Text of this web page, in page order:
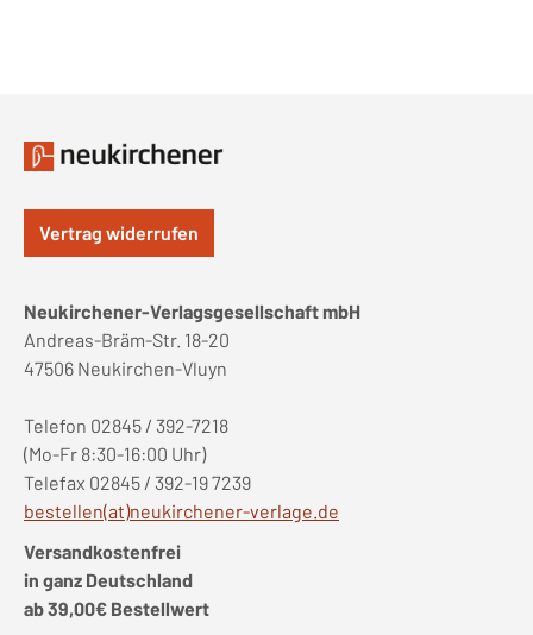
Vertrag widerrufen
Neukirchener-Verlagsgesellschaft mbH
Andreas-Bräm-Str. 18-20
47506 Neukirchen-Vluyn
Telefon 02845 / 392-7218
(Mo-Fr 8:30-16:00 Uhr)
Telefax 02845 / 392-19 7239
bestellen(at)neukirchener-verlage.de
Versandkostenfrei
in ganz Deutschland
ab 39,00€ Bestellwert